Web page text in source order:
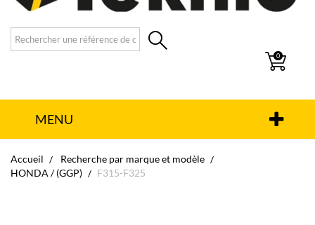
0
MENU
Accueil
Recherche par marque et modèle
HONDA / (GGP)
F315-F325